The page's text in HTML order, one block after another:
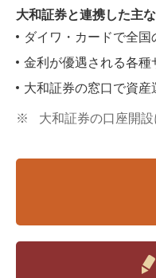
大和証券と連携した主
ダイワ・カードで全
金利が優遇される各種
大和証券の窓口で資
※ 大和証券の口座開